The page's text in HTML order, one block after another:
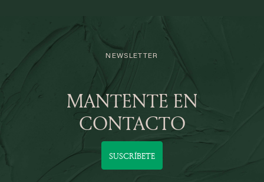
NEWSLETTER
MANTENTE EN
CONTACTO
SUSCRÍBETE